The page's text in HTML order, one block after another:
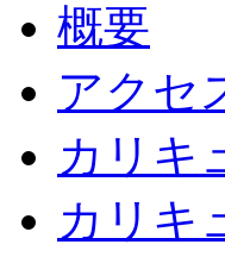
概要
アクセ
カリキ
カリキ